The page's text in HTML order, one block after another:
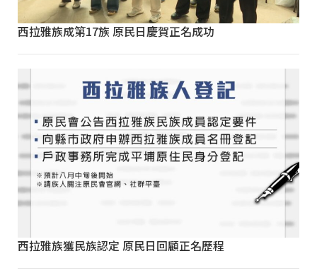
西拉雅族成第17族 原民日慶賀正名成功
西拉雅族獲民族認定 原民日回顧正名歷程